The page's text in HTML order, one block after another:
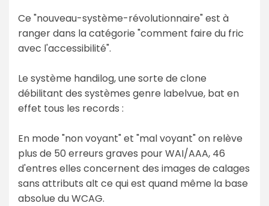
Ce "nouveau-système-révolutionnaire" est à
ranger dans la catégorie "comment faire du fric
avec l'accessibilité".
Le système handilog, une sorte de clone
débilitant des systèmes genre labelvue, bat en
effet tous les records :
En mode "non voyant" et "mal voyant" on relève
plus de 50 erreurs graves pour WAI/AAA, 46
d'entres elles concernent des images de calages
sans attributs alt ce qui est quand même la base
absolue du WCAG.